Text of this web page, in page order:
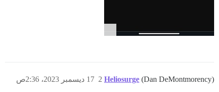
Heliosurge (Dan DeMontmorency) 17 ديسمبر 2023، 2:36ص 2